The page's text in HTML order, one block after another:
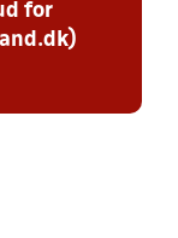
for